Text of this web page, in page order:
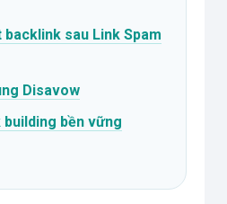
backlink sau Link Spam
Disavow
building bền vững